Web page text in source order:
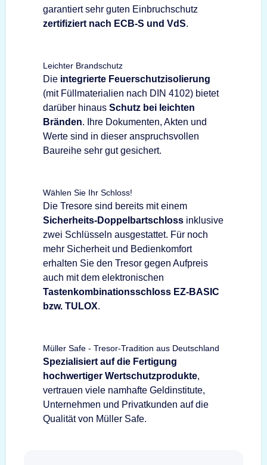
garantiert sehr guten Einbruchschutz
zertifiziert nach ECB-S und VdS.
Leichter Brandschutz
Die integrierte Feuerschutzisolierung
(mit Füllmaterialien nach DIN 4102) bietet
darüber hinaus Schutz bei leichten
Bränden. Ihre Dokumenten, Akten und
Werte sind in dieser anspruchsvollen
Baureihe sehr gut gesichert.
Wählen Sie Ihr Schloss!
Die Tresore sind bereits mit einem
Sicherheits-Doppelbartschloss inklusive
zwei Schlüsseln ausgestattet. Für noch
mehr Sicherheit und Bedienkomfort
erhalten Sie den Tresor gegen Aufpreis
auch mit dem elektronischen
Tastenkombinationsschloss EZ-BASIC
bzw. TULOX.
Müller Safe - Tresor-Tradition aus Deutschland
Spezialisiert auf die Fertigung
hochwertiger Wertschutzprodukte,
vertrauen viele namhafte Geldinstitute,
Unternehmen und Privatkunden auf die
Qualität von Müller Safe.